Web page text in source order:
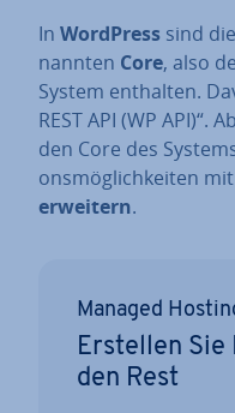
In WordPress sind
nann­ten Core, also
System enthalten.
REST API (WP API)“.
den Core des
ons­mög­lich­kei­ten
erweitern.
Managed
Erstellen Sie
den Rest